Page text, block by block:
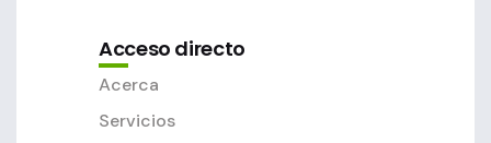
Acceso directo
Acerca
Servicios